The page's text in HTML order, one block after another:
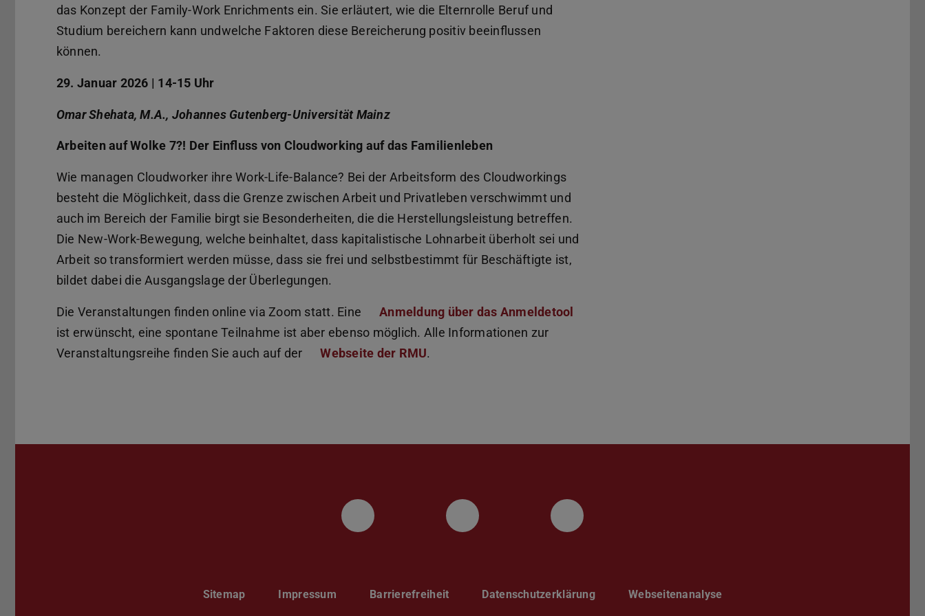
das Konzept der Family-Work Enrichments ein. Sie erläutert, wie die Elternrolle Beruf und
Studium bereichern kann undwelche Faktoren diese Bereicherung positiv beeinflussen
können.
29. Januar 2026 | 14-15 Uhr
Omar Shehata, M.A., Johannes Gutenberg-Universität Mainz
Arbeiten auf Wolke 7?! Der Einfluss von Cloudworking auf das Familienleben
Wie managen Cloudworker ihre Work-Life-Balance? Bei der Arbeitsform des Cloudworkings
besteht die Möglichkeit, dass die Grenze zwischen Arbeit und Privatleben verschwimmt und
auch im Bereich der Familie birgt sie Besonderheiten, die die Herstellungsleistung betreffen.
Die New-Work-Bewegung, welche beinhaltet, dass kapitalistische Lohnarbeit überholt sei und
Arbeit so transformiert werden müsse, dass sie frei und selbstbestimmt für Beschäftigte ist,
bildet dabei die Ausgangslage der Überlegungen.
Die Veranstaltungen finden online via Zoom statt. Eine
Anmeldung über das Anmeldetool
ist erwünscht, eine spontane Teilnahme ist aber ebenso möglich. Alle Informationen zur
Veranstaltungsreihe finden Sie auch auf der
Webseite der RMU.
Instagram YouTube Facebook
Sitemap Impressum Barrierefreiheit Datenschutzerklärung Webseitenanalyse